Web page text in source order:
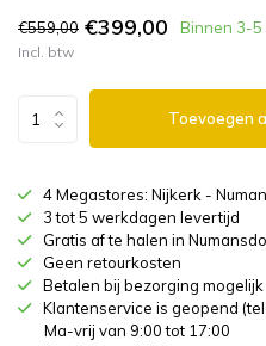
€559,00 €399,00 Binnen 3-
Incl. btw
Toevoegen
4 Megastores: Nijkerk -
3 tot 5 werkdagen levertijd
Gratis af te halen in
Geen retourkosten
Betalen bij bezorging mogelijk
Klantenservice is geopend
Ma-vrij van 9:00 tot 17:00